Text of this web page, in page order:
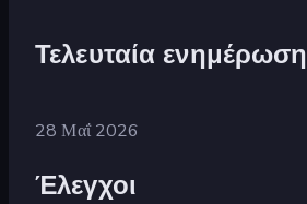
Τελευταία ενημέρωση
28 Μαΐ 2026
Έλεγχοι